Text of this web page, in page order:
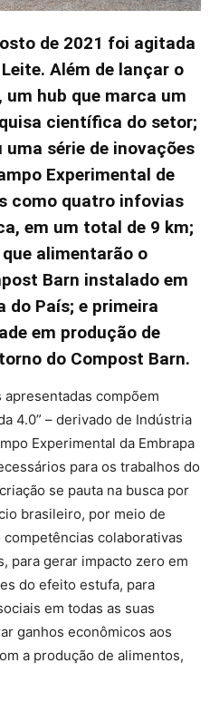
de 2021 foi agitada
Além de lançar o
hub que marca um
científica do setor;
uma série de inovações
Experimental de
como quatro infovias
em um total de 9 km;
alimentarão o
Barn instalado em
do País; e primeira
em produção de
do Compost Barn.
compõem
4.0” – derivado de Indústria
Experimental da Embrapa
para os trabalhos do
se pauta na busca por
brasileiro, por meio de
colaborativas
para gerar impacto zero em
do efeito estufa, para
em todas as suas
ganhos econômicos aos
a produção de alimentos,